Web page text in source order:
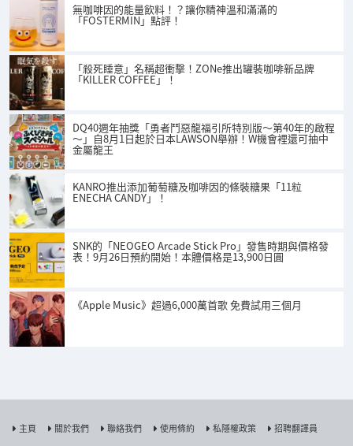
無咖啡因的能量飲料！？讓你精神溫和滿滿的
「FOSTERMIN」點評！
「殺死睡意」名稱超衝擊！ZONe推出罐裝咖啡新品牌
「KILLER COFFEE」！
DQ40週年抽獎「勇者鬥惡龍福引所特別版～第40年的啟程
～」自8月1日起於日本LAWSON舉辦！W機會裡還可抽中
金屬龍王
KANRO推出添加葡萄糖及咖啡因的條裝糖果「11粒
ENECHA CANDY」！
SNK的「NEOGEO Arcade Stick Pro」發售時期與價格發
表！9月26日預約開始！本體價格是13,900日圓
《Apple Music》超過6,000萬首歌 免費試用三個月
主頁 關於我們 聯絡我們 使用條約 私隱權政策 招聘翻譯員